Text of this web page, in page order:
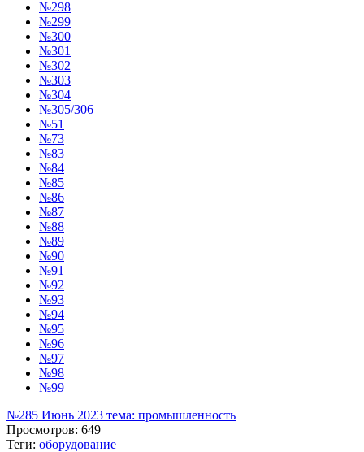
№298
№299
№300
№301
№302
№303
№304
№305/306
№51
№73
№83
№84
№85
№86
№87
№88
№89
№90
№91
№92
№93
№94
№95
№96
№97
№98
№99
№285 Июнь 2023 тема: промышленность
Просмотров: 649
Теги: оборудование